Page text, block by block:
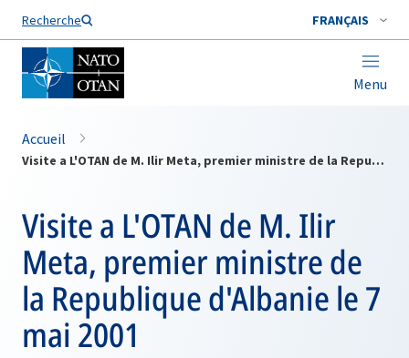
Recherche FRANÇAIS
Menu
Nom de famille*
Accueil
Visite a L'OTAN de M. Ilir Meta, premier ministre de la Republique d'Albanie le 7 mai 2001
Visite a L'OTAN de M. Ilir
Meta, premier ministre de
la Republique d'Albanie le 7
mai 2001